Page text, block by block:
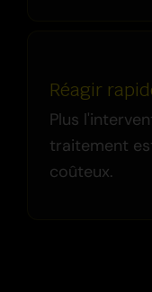
Réagir
Plus
traitement
coûteux.